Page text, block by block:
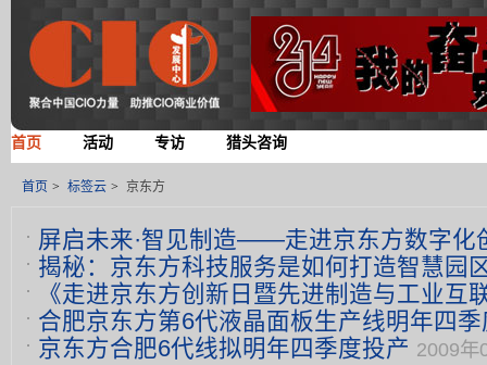
首页 活动 专访 猎头咨询
首页 > 标签云 > 京东方
屏启未来·智见制造——走进京东方数字化
幕 2026年04月22日 10:20
揭秘：京东方科技服务是如何打造智慧园
10:32《走进京东方创新日暨先进制造与工业互
2021年06月28日 09:37
合肥京东方第6代液晶面板生产线明年四
日 11:56
京东方合肥6代线拟明年四季度投产 2009年